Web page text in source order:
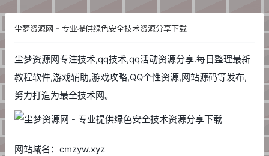
尘梦资源网 - 专业提供绿色安全技术资源分享下载
尘梦资源网专注技术,qq技术,qq活动资源分享.每日整理最新
教程软件,游戏辅助,游戏攻略,QQ个性资源,网站源码等发布,
努力打造为最全技术网。
网站域名：cmzyw.xyz